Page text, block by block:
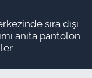
sıra dışı
anıta pantolon